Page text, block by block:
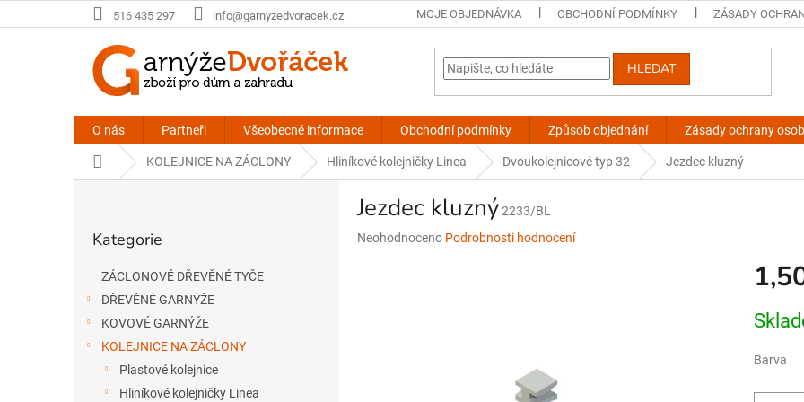
na
516 435 297 info@garnyzedvoracek.cz MOJE OBJEDNÁVKA OBCHODNÍ PODMÍNKY ZÁSADY
HLEDAT
O nás Partneři Všeobecné informace Obchodní podmínky Způsob objednání Zásady ochrany
Domů KOLEJNICE NA ZÁCLONY Hliníkové kolejničky Linea Dvoukolejnicové typ 32 Jezdec kluzný
kategorie
Kategorie
ZÁCLONOVÉ DŘEVĚNÉ TYČE
DŘEVĚNÉ GARNÝŽE
KOVOVÉ GARNÝŽE
KOLEJNICE NA ZÁCLONY
Plastové kolejnice
Hliníkové kolejničky Linea
Jezdec kluzný2233/BL
Průměrné
Neohodnoceno Podrobnosti hodnocení
cena:
Barva